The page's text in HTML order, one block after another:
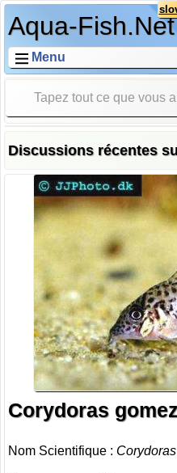
Aqua-
Menu
Discussions récentes
Corydoras
Nom Scientifique :